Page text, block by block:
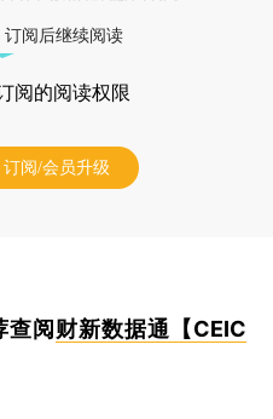
订阅后继续阅读
阅的阅读权限
订阅/会员升级
查阅财新数据通【CEIC